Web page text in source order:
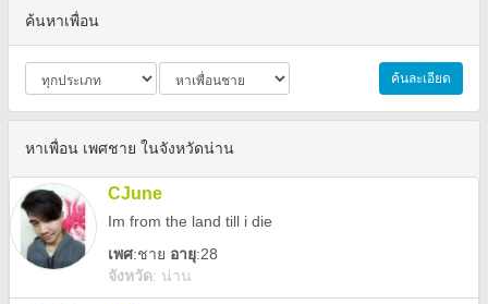
ค้นหาเพื่อน
ค้นละเอียด
หาเพื่อน เพศชาย ในจังหวัดน่าน
CJune
Im from the land till i die
เพศ:ชาย อายุ:28
จังหวัด: น่าน